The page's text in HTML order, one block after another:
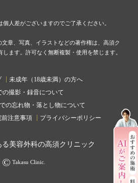
人差がございますのでご了承ください。
章、写真、イラストなどの著作権は、高須ク
ます。許可なく無断複製・使用を禁じます。
未成年（18歳未満）の方へ
の撮影・録音について
の忘れ物・落とし物について
前注意事項
プライバシーポリシー
美容外科の高須クリニック
© Takasu Clinic.